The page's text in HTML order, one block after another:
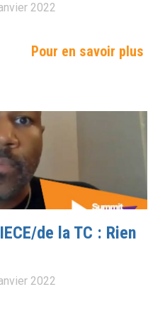
2022
Pour en savoir plus
de la TC : Rien
2022